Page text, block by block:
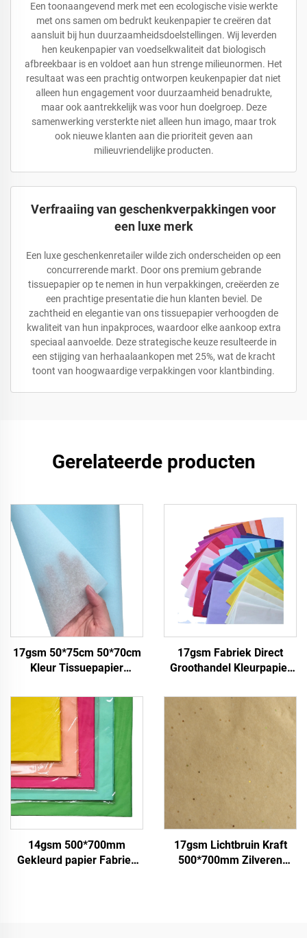
Een toonaangevend merk met een ecologische visie werkte
met ons samen om bedrukt keukenpapier te creëren dat
aansluit bij hun duurzaamheidsdoelstellingen. Wij leverden
hen keukenpapier van voedselkwaliteit dat biologisch
afbreekbaar is en voldoet aan hun strenge milieunormen. Het
resultaat was een prachtig ontworpen keukenpapier dat niet
alleen hun engagement voor duurzaamheid benadrukte,
maar ook aantrekkelijk was voor hun doelgroep. Deze
samenwerking versterkte niet alleen hun imago, maar trok
ook nieuwe klanten aan die prioriteit geven aan
milieuvriendelijke producten.
Verfraaiing van geschenkverpakkingen voor
een luxe merk
Een luxe geschenkenretailer wilde zich onderscheiden op een
concurrerende markt. Door ons premium gebrande
tissuepapier op te nemen in hun verpakkingen, creëerden ze
een prachtige presentatie die hun klanten beviel. De
zachtheid en elegantie van ons tissuepapier verhoogden de
kwaliteit van hun inpakproces, waardoor elke aankoop extra
speciaal aanvoelde. Deze strategische keuze resulteerde in
een stijging van herhaalaankopen met 25%, wat de kracht
toont van hoogwaardige verpakkingen voor klantbinding.
Gerelateerde producten
17gsm 50*75cm 50*70cm
Kleur Tissuepapier
Papier voor Verpakking
Verpakkingspapier Tissue
edelstenen
17gsm Fabriek Direct
Groothandel Kleurpapier
Verpakkingspapier voor
Kleding Schoenen
Geschenken Bloem
Tissuepapier
14gsm 500*700mm
Gekleurd papier Fabriek
17gsm Lichtbruin Kraft
500*700mm Zilveren